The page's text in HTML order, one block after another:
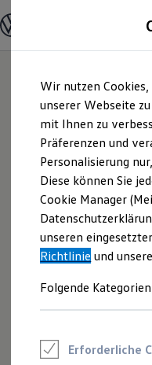
Hauptinhalt
springen
Footer
springen
Modelle und
Modelle
Elektroautos
ENERGY
Nutzfahrzeuge
SUV und CUV
Familienautos
Kombis
Kompaktwagen
Sportwagen
Schnell verfügbare
Angebote und
Aktuelle
E-Auto-
Volkswagen
Junge
Wir nutzen
unserer Webseite
mit Ihnen zu
Präferenzen und
Personalisierung
Diese können Sie
Cookie Manager
unseren
Richtlinie und
Folgende
Erforderliche